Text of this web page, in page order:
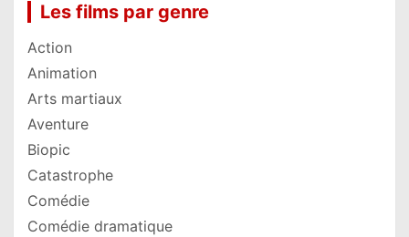
Les films par genre
Action
Animation
Arts martiaux
Aventure
Biopic
Catastrophe
Comédie
Comédie dramatique